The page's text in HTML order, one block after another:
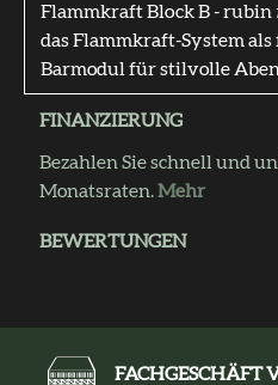
Flammkraft Block B - rubin
das Flammkraft-System
Barmodul für stilvolle
FINANZIERUNG
Bezahlen Sie schnell und
Monatsraten.Mehr
BEWERTUNGEN
FACHGESCHÄFT